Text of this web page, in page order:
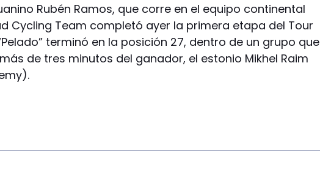
Rubén Ramos, que corre en el equipo continental
Cycling Team completó ayer la primera etapa del Tour
terminó en la posición 27, dentro de un grupo que
de tres minutos del ganador, el estonio Mikhel Raim